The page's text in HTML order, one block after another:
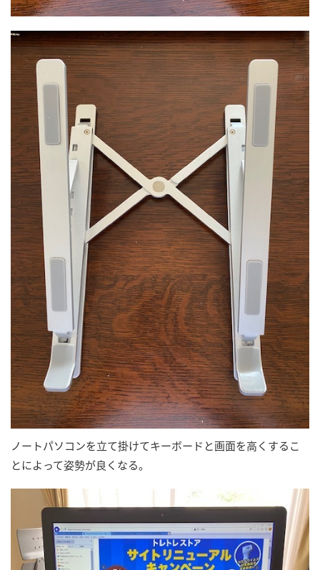
ノートパソコンを立て掛けてキーボードと画面を高くするこ
とによって姿勢が良くなる。